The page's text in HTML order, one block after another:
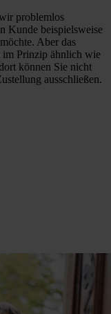
problemlos
Kunde beispielsweise
Aber das
im Prinzip ähnlich wie
können Sie nicht
ausschließen.